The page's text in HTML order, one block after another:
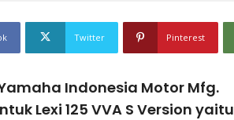
Twitter Pinterest
Yamaha Indonesia Motor Mfg.
Lexi 125 VVA S Version yaitu